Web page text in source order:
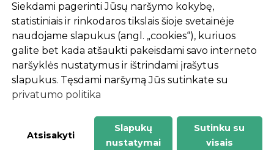
Automobilių priežiūrai
Sodui ir daržui
Informacija
Apie mus
Prekių pirkimo – pardavimo taisyklės
Prekių pristatymas ir atsiėmimas
-
1
2
%
n
u
o
l
a
i
d
Siekdami pagerinti Jūsų naršymo kokybę,
statistiniais ir rinkodaros tikslais šioje svetainėje
naudojame slapukus (angl. „cookies“), kuriuos
galite bet kada atšaukti pakeisdami savo interneto
naršyklės nustatymus ir ištrindami įrašytus
slapukus. Tęsdami naršymą Jūs sutinkate su
privatumo politika
Atsisakyti
Slapukų
nustatymai
Sutinku su
visais